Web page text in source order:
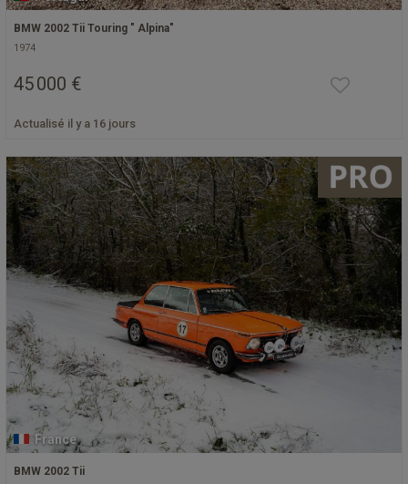
BMW 2002 Tii Touring " Alpina"
1974
45 000 €
Actualisé il y a 16 jours
France
BMW 2002 Tii